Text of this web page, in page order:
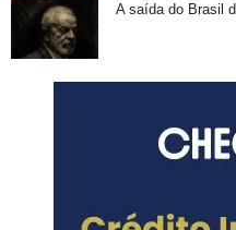
A saída do Brasil